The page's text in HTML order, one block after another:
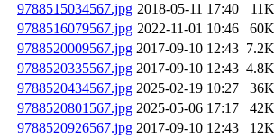
9788515034567.jpg 2018-05-11 17:40
11K
9788516079567.jpg 2022-11-01 10:46
60K
9788520009567.jpg 2017-09-10 12:43 7.2K
9788520335567.jpg 2017-09-10 12:43 4.8K
9788520434567.jpg 2025-02-19 10:27
36K
9788520801567.jpg 2025-05-06 17:17
42K
9788520926567.jpg 2017-09-10 12:43
12K